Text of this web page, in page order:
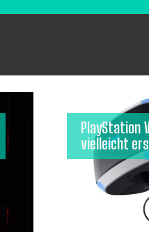
PlayStation
vielleicht